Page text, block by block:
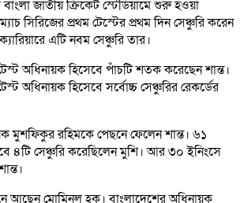
জাতীয় ক্রিকেট স্টেডিয়ামে শুরু হওয়া
সিরিজের প্রথম টেস্টের প্রথম দিন সেঞ্চুরি করেন
এটি নবম সেঞ্চুরি তার।
অধিনায়ক হিসেবে পাঁচটি শতক করেছেন শান্ত।
অধিনায়ক হিসেবে সর্বোচ্চ সেঞ্চুরির রেকর্ডের
মুশফিকুর রহিমকে পেছনে ফেলেন শান্ত। ৬১
৪টি সেঞ্চুরি করেছিলেন মুশি। আর ৩০ ইনিংসে
আছেন মোমিনুল হক। বাংলাদেশের অধিনায়ক